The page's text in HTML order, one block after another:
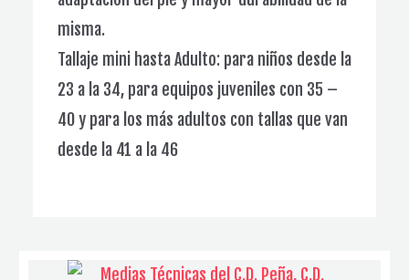
misma.
Tallaje mini hasta Adulto: para niños desde la
23 a la 34, para equipos juveniles con 35 –
40 y para los más adultos con tallas que van
desde la 41 a la 46